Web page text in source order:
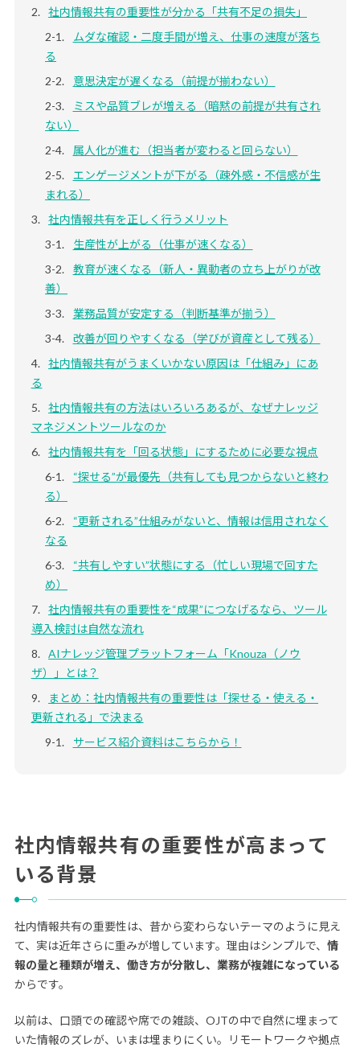
社内情報共有の重要性が分かる「共有不足の損失」
ムダな確認・二度手間が増え、仕事の速度が落ち
る
意思決定が遅くなる（前提が揃わない）
ミスや品質ブレが増える（暗黙の前提が共有され
ない）
属人化が進む（担当者が変わると回らない）
エンゲージメントが下がる（疎外感・不信感が生
まれる）
社内情報共有を正しく行うメリット
生産性が上がる（仕事が速くなる）
教育が速くなる（新人・異動者の立ち上がりが改
善）
業務品質が安定する（判断基準が揃う）
改善が回りやすくなる（学びが資産として残る）
社内情報共有がうまくいかない原因は「仕組み」にあ
る
社内情報共有の方法はいろいろあるが、なぜナレッジ
マネジメントツールなのか
社内情報共有を「回る状態」にするために必要な視点
“探せる”が最優先（共有しても見つからないと終わ
る）
“更新される”仕組みがないと、情報は信用されなく
なる
“共有しやすい”状態にする（忙しい現場で回すた
め）
社内情報共有の重要性を“成果”につなげるなら、ツール
導入検討は自然な流れ
AIナレッジ管理プラットフォーム「Knouza（ノウ
ザ）」とは？
まとめ：社内情報共有の重要性は「探せる・使える・
更新される」で決まる
サービス紹介資料はこちらから！
社内情報共有の重要性が高まって
いる背景
社内情報共有の重要性は、昔から変わらないテーマのように見え
て、実は近年さらに重みが増しています。理由はシンプルで、 情
報の量と種類が増え、働き方が分散し、業務が複雑になっている
からです。
以前は、口頭での確認や席での雑談、OJTの中で自然に埋まって
いた情報のズレが、いまは埋まりにくい。リモートワークや拠点